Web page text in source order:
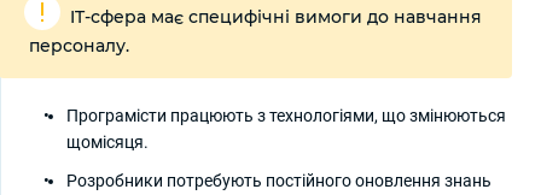
IT-сфера має специфічні вимоги до навчання
персоналу.
Програмісти працюють з технологіями, що змінюються
щомісяця.
Розробники потребують постійного оновлення знань